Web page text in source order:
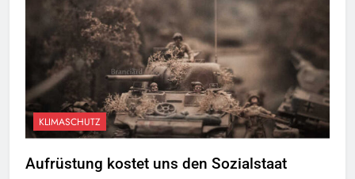
KLIMASCHUTZ
Aufrüstung kostet uns den Sozialstaat